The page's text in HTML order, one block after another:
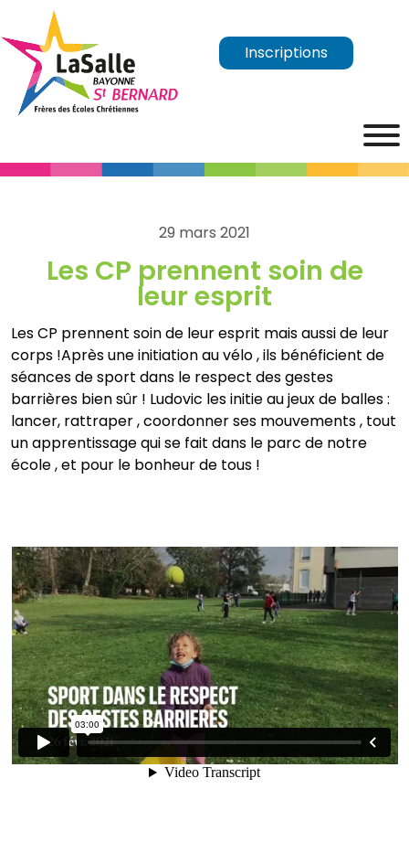
Inscriptions
29 mars 2021
Les CP prennent soin de
leur esprit
Les CP prennent soin de leur esprit mais aussi de leur
corps !Après une initiation au vélo , ils bénéficient de
séances de sport dans le respect des gestes
barrières bien sûr ! Ludovic les initie au jeux de balles :
lancer, rattraper , coordonner ses mouvements , tout
un apprentissage qui se fait dans le parc de notre
école , et pour le bonheur de tous !